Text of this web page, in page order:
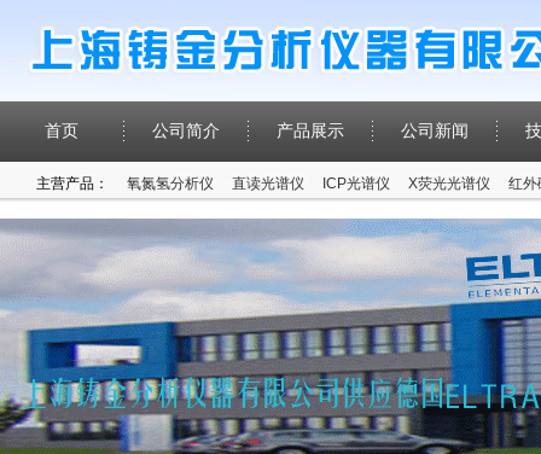
首页 公司简介 产品展示 公司新闻
主营产品： 氧氮氢分析仪 直读光谱仪 ICP光谱仪 X荧光光谱仪 红外